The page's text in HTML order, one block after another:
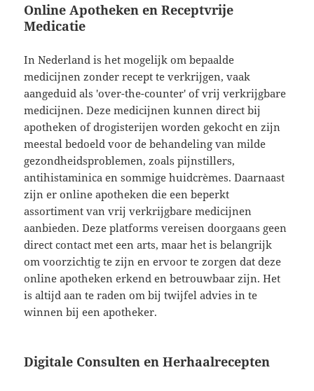
Online Apotheken en Receptvrije
Medicatie
In Nederland is het mogelijk om bepaalde
medicijnen zonder recept te verkrijgen, vaak
aangeduid als 'over-the-counter' of vrij verkrijgbare
medicijnen. Deze medicijnen kunnen direct bij
apotheken of drogisterijen worden gekocht en zijn
meestal bedoeld voor de behandeling van milde
gezondheidsproblemen, zoals pijnstillers,
antihistaminica en sommige huidcrèmes. Daarnaast
zijn er online apotheken die een beperkt
assortiment van vrij verkrijgbare medicijnen
aanbieden. Deze platforms vereisen doorgaans geen
direct contact met een arts, maar het is belangrijk
om voorzichtig te zijn en ervoor te zorgen dat deze
online apotheken erkend en betrouwbaar zijn. Het
is altijd aan te raden om bij twijfel advies in te
winnen bij een apotheker.
Digitale Consulten en Herhaalrecepten